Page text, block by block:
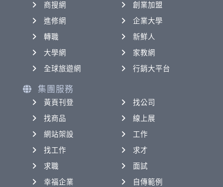
商搜網
創業加盟
進修網
企業大學
轉職
新鮮人
大學網
家教網
全球旅遊網
行銷大平台
集團服務
黃頁刊登
找公司
找商品
線上展
網站架設
工作
找工作
求才
求職
面試
幸福企業
自傳範例